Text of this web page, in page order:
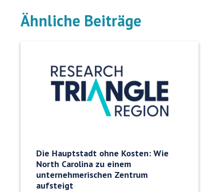
Ähnliche Beiträge
Die Hauptstadt ohne Kosten: Wie
North Carolina zu einem
unternehmerischen Zentrum
aufsteigt